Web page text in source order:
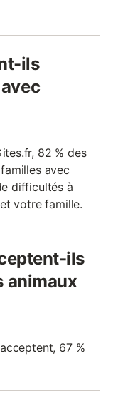
ils
82 % des
avec
difficultés à
votre famille.
ils
animaux
67 %